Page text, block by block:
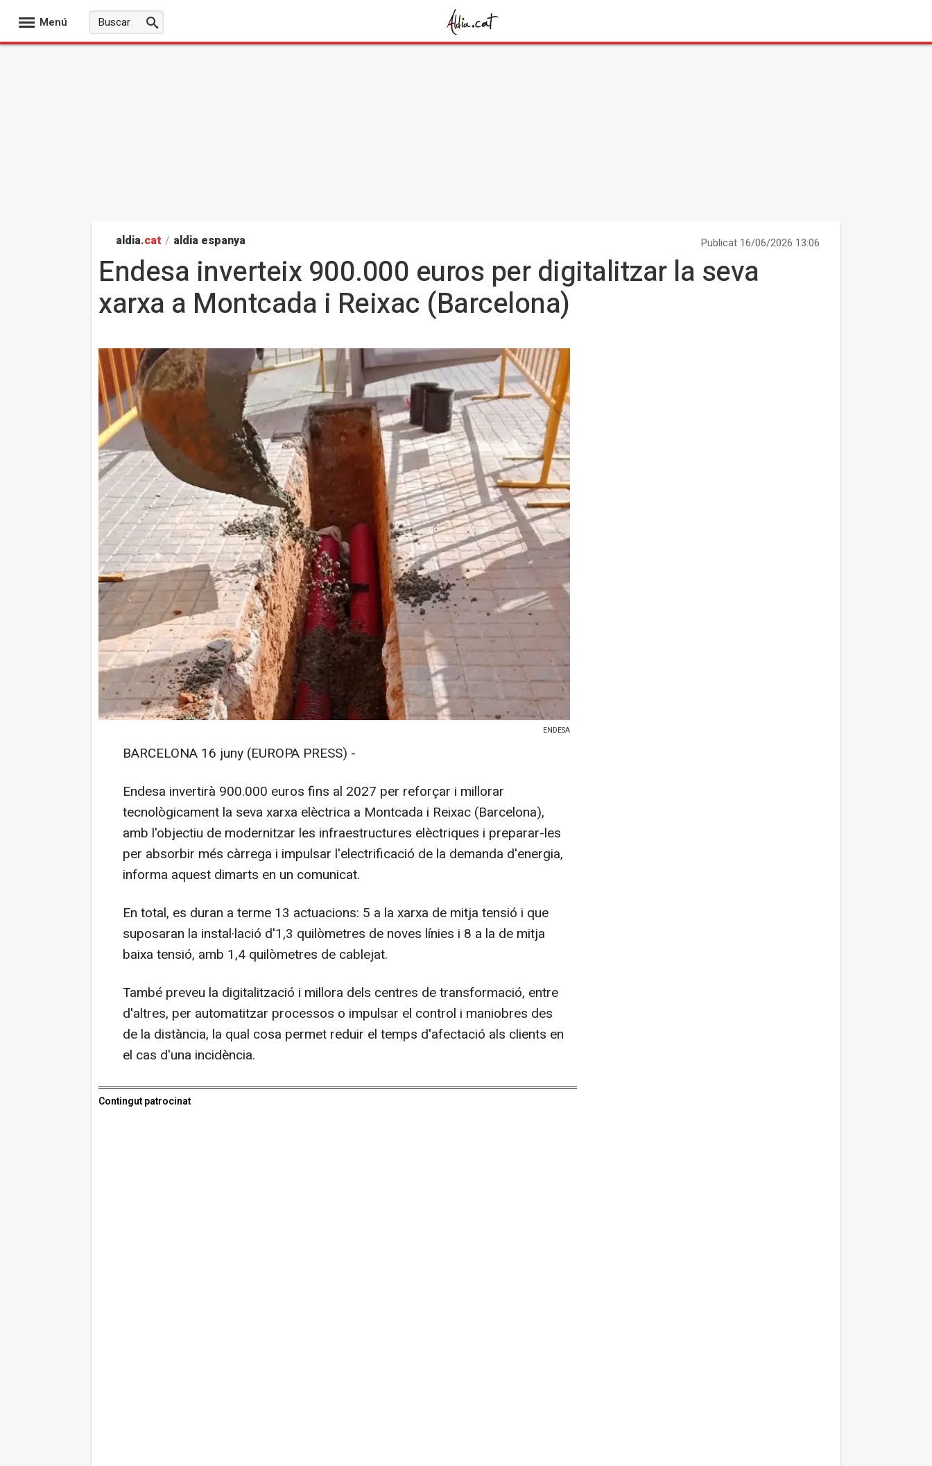
Menú
aldia.cat / aldia espanya Publicat 16/06/2026 13:06
Endesa inverteix 900.000 euros per digitalitzar la seva
xarxa a Montcada i Reixac (Barcelona)
ENDESA
BARCELONA 16 juny (EUROPA PRESS) -
Endesa invertirà 900.000 euros fins al 2027 per reforçar i millorar
tecnològicament la seva xarxa elèctrica a Montcada i Reixac (Barcelona),
amb l'objectiu de modernitzar les infraestructures elèctriques i preparar-les
per absorbir més càrrega i impulsar l'electrificació de la demanda d'energia,
informa aquest dimarts en un comunicat.
En total, es duran a terme 13 actuacions: 5 a la xarxa de mitja tensió i que
suposaran la instal·lació d'1,3 quilòmetres de noves línies i 8 a la de mitja
baixa tensió, amb 1,4 quilòmetres de cablejat.
També preveu la digitalització i millora dels centres de transformació, entre
d'altres, per automatitzar processos o impulsar el control i maniobres des
de la distància, la qual cosa permet reduir el temps d'afectació als clients en
el cas d'una incidència.
Contingut patrocinat